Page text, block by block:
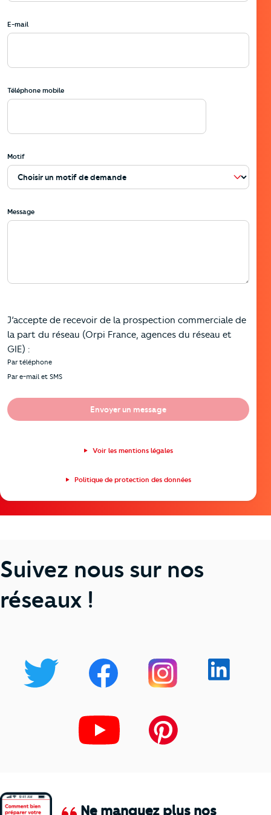
E-mail
Téléphone mobile
Motif
Message
J’accepte de recevoir de la prospection commerciale de
la part du réseau (Orpi France, agences du réseau et
GIE) :
Par téléphone
Par e-mail et SMS
Envoyer un message
Voir les mentions légales
Politique de protection des données
Suivez nous sur nos
réseaux !
Ne manquez plus nos